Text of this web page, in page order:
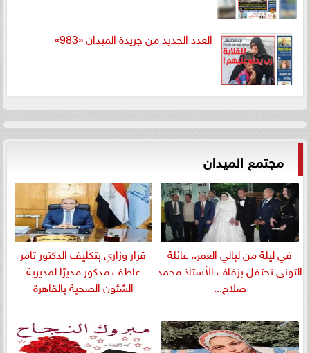
العدد الجديد من جريدة الميدان «983»
مجتمع الميدان
في ليلة من ليالي العمر.. عائلة
التونى تحتفل بزفاف الأستاذ محمد
صلاح...
قرار وزاري بتكليف الدكتور تامر
عاطف مدكور مديرًا لمديرية
الشئون الصحية بالقاهرة